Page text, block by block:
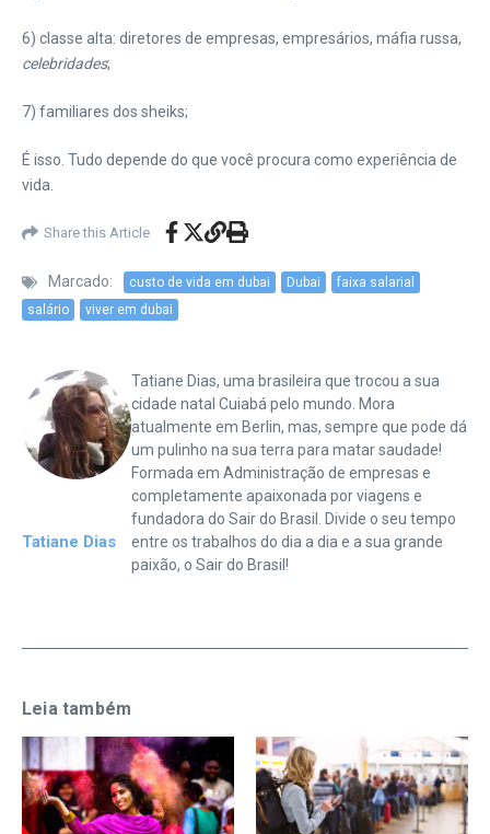
6) classe alta: diretores de empresas, empresários, máfia russa,
celebridades;
7) familiares dos sheiks;
É isso. Tudo depende do que você procura como experiência de
vida.
Share this Article
Marcado: custo de vida em dubai Dubai
faixa salarial
salário
viver em dubai
Tatiane Dias
Tatiane Dias, uma brasileira que trocou a sua
cidade natal Cuiabá pelo mundo. Mora
atualmente em Berlin, mas, sempre que pode dá
um pulinho na sua terra para matar saudade!
Formada em Administração de empresas e
completamente apaixonada por viagens e
fundadora do Sair do Brasil. Divide o seu tempo
entre os trabalhos do dia a dia e a sua grande
paixão, o Sair do Brasil!
Leia também